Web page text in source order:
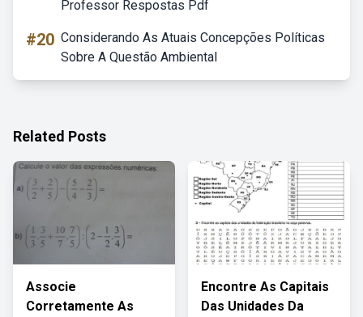
Professor Respostas Pdf
#20 Considerando As Atuais Concepções Políticas
Sobre A Questão Ambiental
Related Posts
Associe
Corretamente As
Encontre As Capitais
Das Unidades Da